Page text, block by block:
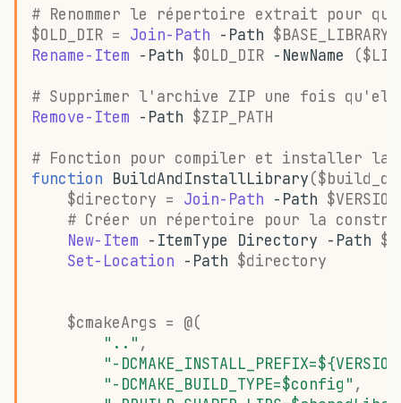
# Renommer le répertoire extrait pour
$OLD_DIR = Join-Path -Path
Rename-Item -Path $OLD_DIR -NewName (
# Supprimer l'archive ZIP une fois
Remove-Item -Path $ZIP_PATH
# Fonction pour compiler et installer la
function BuildAndInstallLibrary(
$directory = Join-Path -Path
# Créer un répertoire pour la
New-Item -ItemType Directory -Path
Set-Location -Path $directory
$cmakeArgs = @(
".." ,
"-
"-DCMAKE_BUILD_TYPE=$config" ,